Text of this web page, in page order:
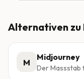
Alternativen zu
M Midjourney
Der Massstab